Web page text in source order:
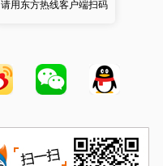
请用东方热线客户端扫码